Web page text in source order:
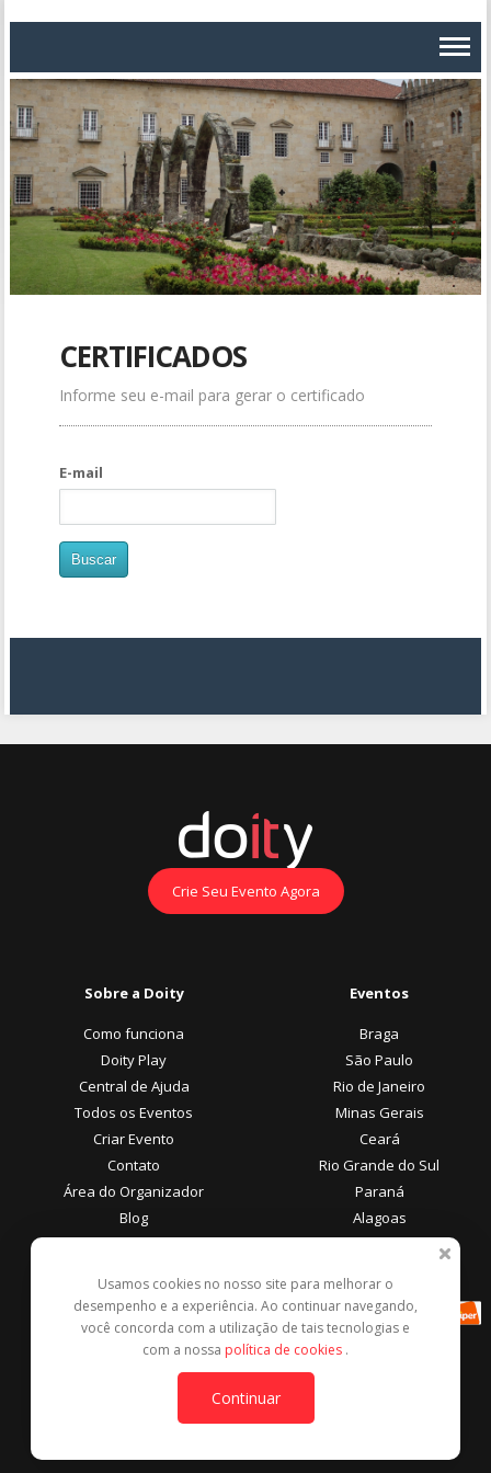
CERTIFICADOS
Informe seu e-mail para gerar o certificado
E-mail
Crie Seu Evento Agora
Sobre a Doity
Como funciona
Doity Play
Central de Ajuda
Todos os Eventos
Criar Evento
Contato
Área do Organizador
Blog
Eventos
Braga
São Paulo
Rio de Janeiro
Minas Gerais
Ceará
Rio Grande do Sul
Paraná
Alagoas
Área do Participante
Central de Ajuda
Denunciar este evento
Formas de Pagamento
Usamos cookies no nosso site para melhorar o
desempenho e a experiência. Ao continuar navegando,
você concorda com a utilização de tais tecnologias e
com a nossa política de cookies .
Continuar